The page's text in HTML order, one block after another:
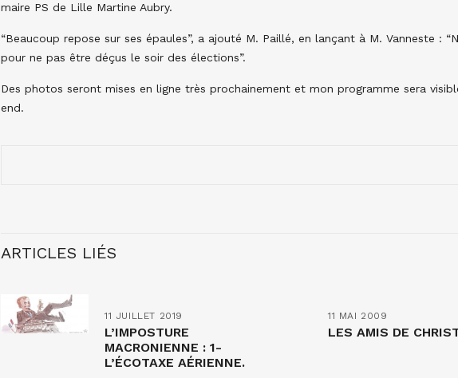
maire PS de Lille Martine Aubry.
“Beaucoup repose sur ses épaules”, a ajouté M. Paillé, en lançant à M. Vanneste :
pour ne pas être déçus le soir des élections”.
Des photos seront mises en ligne très prochainement et mon programme sera
end.
ARTICLES LIÉS
11 JUILLET 2019
L’IMPOSTURE
MACRONIENNE : 1-
L’ÉCOTAXE AÉRIENNE.
11 MAI 2009
LES AMIS DE